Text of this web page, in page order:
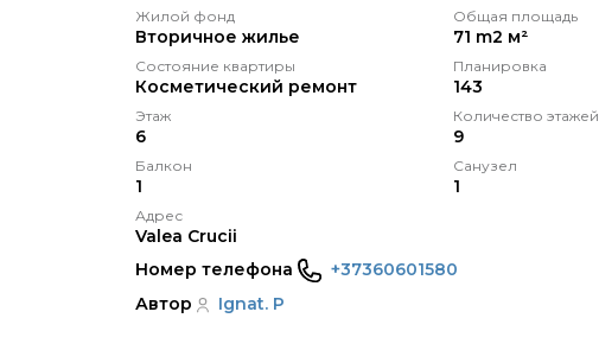
Жилой фонд
Вторичное жилье
Общая площадь
71 m2 м²
Состояние квартиры
Косметический pемонт
Планировка
143
Этаж
6
Количество этажей
9
Балкон
1
Санузел
1
Адрес
Valea Crucii
Номер телефона
+37360601580
Автор
Ignat. P